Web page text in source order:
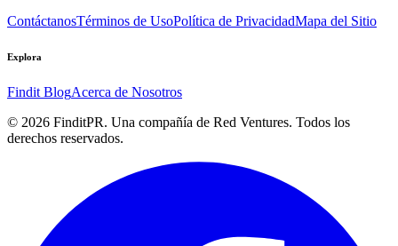
ContáctanosTérminos de UsoPolítica de PrivacidadMapa del Sitio
Explora
Findit BlogAcerca de Nosotros
© 2026 FinditPR. Una compañía de Red Ventures. Todos los
derechos reservados.